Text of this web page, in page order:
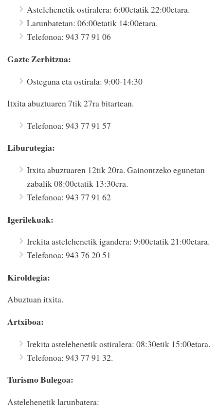
Astelehenetik ostiralera: 6:00etatik 22:00etara.
Larunbatetan: 06:00etatik 14:00etara.
Telefonoa: 943 77 91 06
Gazte Zerbitzua:
Osteguna eta ostirala: 9:00-14:30
Itxita abuztuaren 7tik 27ra bitartean.
Telefonoa: 943 77 91 57
Liburutegia:
Itxita abuztuaren 12tik 20ra. Gainontzeko egunetan
zabalik 08:00etatik 13:30era.
Telefonoa: 943 77 91 62
Igerilekuak:
Irekita astelehenetik igandera: 9:00etatik 21:00etara.
Telefonoa: 943 76 20 51
Kiroldegia:
Abuztuan itxita.
Artxiboa:
Irekita astelehenetik ostiralera: 08:30etik 15:00etara.
Telefonoa: 943 77 91 32.
Turismo Bulegoa:
Astelehenetik larunbatera: